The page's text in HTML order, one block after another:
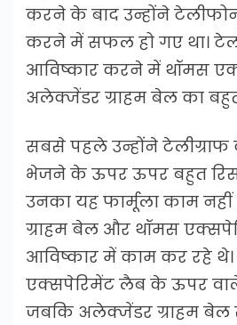
करने के बाद उन्होंने
करने में सफल हो गए था।
आविष्कार करने में थॉमस
अलेक्जेंडर ग्राहम बेल का बहुत
सबसे पहले उन्होंने टेलीग्राफ
भेजने के ऊपर ऊपर बहुत
उनका यह फार्मूला काम
ग्राहम बेल और थॉमस
आविष्कार में काम कर रहे
एक्सपेरिमेंट लैब के ऊपर
जबकि अलेक्जेंडर ग्राहम बेल